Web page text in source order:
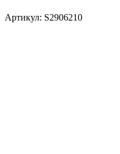
Артикул: S2906210